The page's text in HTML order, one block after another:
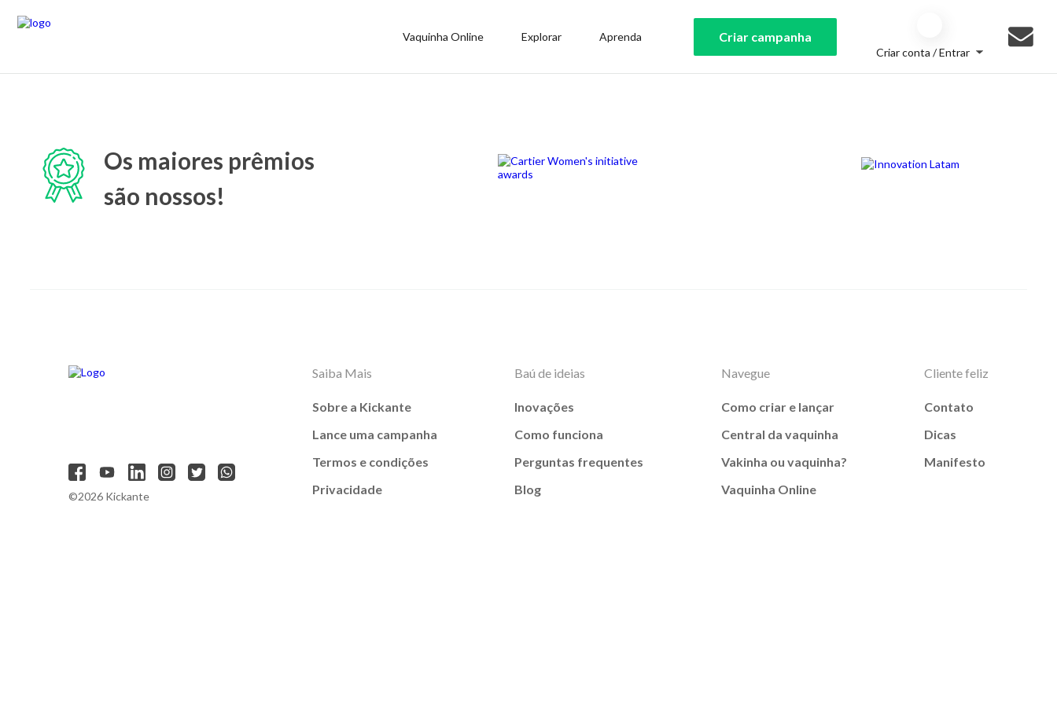
Vaquinha Online Explorar Aprenda Criar campanha
Criar conta / Entrar
Os maiores prêmios
são nossos!
©2026 Kickante
Saiba Mais
Sobre a Kickante
Lance uma campanha
Termos e condições
Privacidade
Baú de ideias
Inovações
Como funciona
Perguntas frequentes
Blog
Navegue
Como criar e lançar
Central da vaquinha
Vakinha ou vaquinha?
Vaquinha Online
Cliente feliz
Contato
Dicas
Manifesto